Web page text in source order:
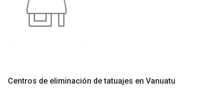
Centros de eliminación de tatuajes en Vanuatu